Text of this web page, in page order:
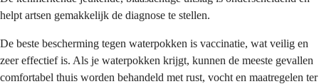
helpt artsen gemakkelijk de diagnose te stellen.
De beste bescherming tegen waterpokken is vaccinatie, wat veilig en
zeer effectief is. Als je waterpokken krijgt, kunnen de meeste gevallen
comfortabel thuis worden behandeld met rust, vocht en maatregelen ter